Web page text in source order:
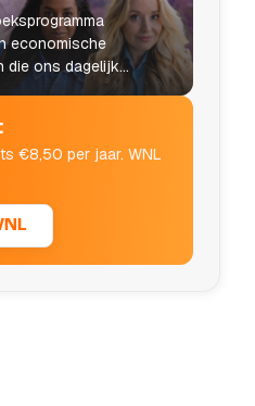
economische
die ons dagelijks
€8,50 per jaar. WNL